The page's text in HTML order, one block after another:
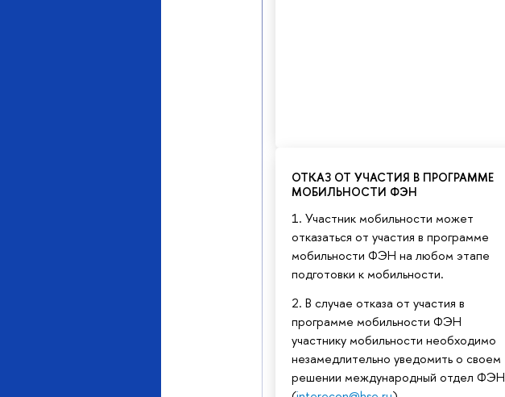
ОТКАЗ ОТ УЧАСТИЯ В ПРОГРАММЕ
МОБИЛЬНОСТИ ФЭН
1. Участник мобильности может
отказаться от участия в программе
мобильности ФЭН на любом этапе
подготовки к мобильности.
2. В случае отказа от участия в
программе мобильности ФЭН
участнику мобильности необходимо
незамедлительно уведомить о своем
решении международный отдел ФЭН